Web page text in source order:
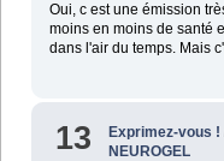
Oui, c est une émission
moins en moins de santé
dans l'air du temps. Mais
13 Exprimez-vous !
NEUROGEL